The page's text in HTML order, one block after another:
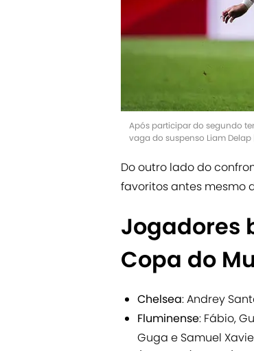
Após participar do segundo
vaga do suspenso Liam
Do outro lado do
favoritos antes mesmo
Jogadores
Copa do
Chelsea: Andrey
Fluminense: Fábio,
Guga e Samuel